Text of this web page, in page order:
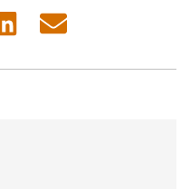
Share
Share